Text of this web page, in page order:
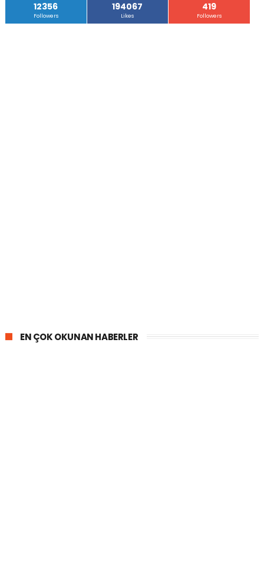
12356
Followers
194067
Likes
419
Followers
EN ÇOK OKUNAN HABERLER